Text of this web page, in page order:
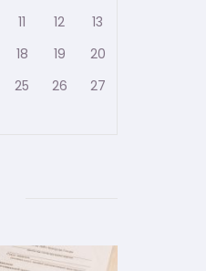
11 12
13
18 19
20
25 26
27